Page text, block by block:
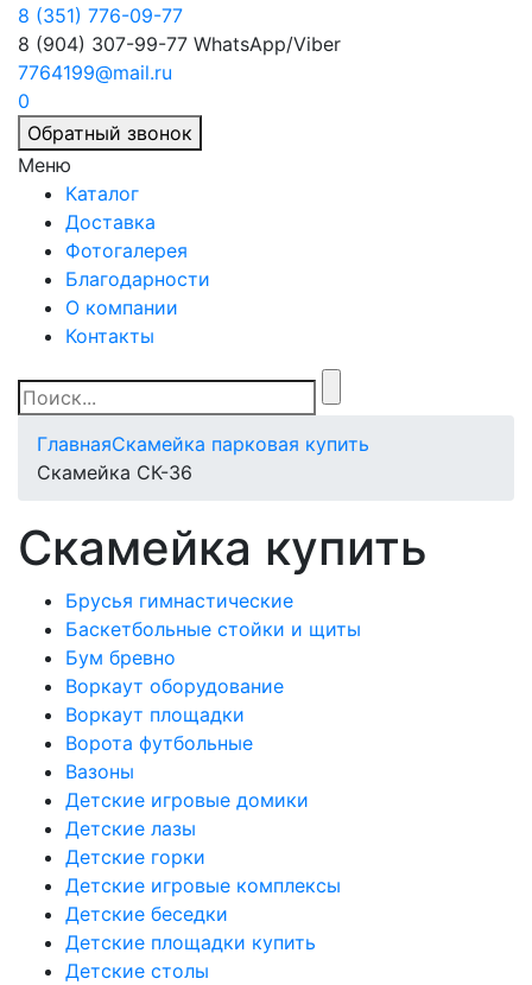
8 (351) 776-09-77
8 (904) 307-99-77 WhatsApp/Viber
7764199@mail.ru
0
Обратный звонок
Меню
Каталог
Доставка
Фотогалерея
Благодарности
О компании
Контакты
ГлавнаяСкамейка парковая купить
Скамейка СК-36
Скамейка купить
Брусья гимнастические
Баскетбольные стойки и щиты
Бум бревно
Воркаут оборудование
Воркаут площадки
Ворота футбольные
Вазоны
Детские игровые домики
Детские лазы
Детские горки
Детские игровые комплексы
Детские беседки
Детские площадки купить
Детские столы